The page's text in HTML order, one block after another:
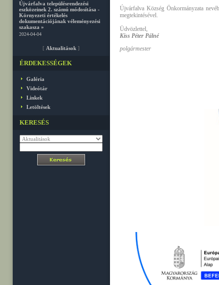
Újvárfalva településrendezési
eszközeinek 2. számú módosítása -
Környezeti értékelés
dokumentációjának véleményezési
szakasza »
2024-04-04
[ Aktualitások ]
ÉRDEKESSÉGEK
Galéria
Videótár
Linkek
Letöltések
KERESÉS
Újvárfalva Község Önkormányzata
megtekintésével.
Üdvözlettel,
Kiss Péter Pálné
polgármester